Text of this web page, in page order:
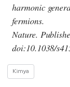
harmonic
fermions.
Nature.
doi:10.1038/
Kimya